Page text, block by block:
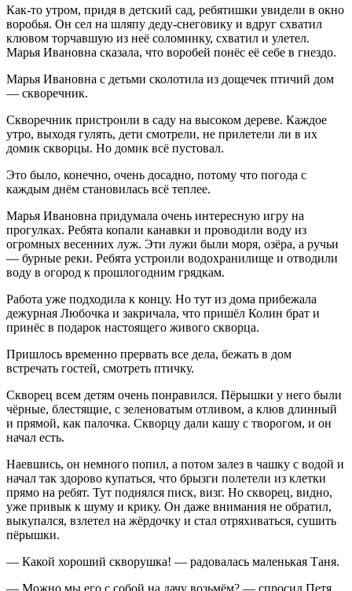
Как-то утром, придя в детский сад, ребятишки увидели в окно
воробья. Он сел на шляпу деду-снеговику и вдруг схватил
клювом торчавшую из неё соломинку, схватил и улетел.
Марья Ивановна сказала, что воробей понёс её себе в гнездо.
Марья Ивановна с детьми сколотила из дощечек птичий дом
— скворечник.
Скворечник пристроили в саду на высоком дереве. Каждое
утро, выходя гулять, дети смотрели, не прилетели ли в их
домик скворцы. Но домик всё пустовал.
Это было, конечно, очень досадно, потому что погода с
каждым днём становилась всё теплее.
Марья Ивановна придумала очень интересную игру на
прогулках. Ребята копали канавки и проводили воду из
огромных весенних луж. Эти лужи были моря, озёра, а ручьи
— бурные реки. Ребята устроили водохранилище и отводили
воду в огород к прошлогодним грядкам.
Работа уже подходила к концу. Но тут из дома прибежала
дежурная Любочка и закричала, что пришёл Колин брат и
принёс в подарок настоящего живого скворца.
Пришлось временно прервать все дела, бежать в дом
встречать гостей, смотреть птичку.
Скворец всем детям очень понравился. Пёрышки у него были
чёрные, блестящие, с зеленоватым отливом, а клюв длинный
и прямой, как палочка. Скворцу дали кашу с творогом, и он
начал есть.
Наевшись, он немного попил, а потом залез в чашку с водой и
начал так здорово купаться, что брызги полетели из клетки
прямо на ребят. Тут поднялся писк, визг. Но скворец, видно,
уже привык к шуму и крику. Он даже внимания не обратил,
выкупался, взлетел на жёрдочку и стал отряхиваться, сушить
пёрышки.
— Какой хороший скворушка! — радовалась маленькая Таня.
— Можно мы его с собой на дачу возьмём? — спросил Петя.